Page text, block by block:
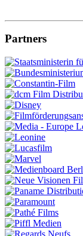
Partners